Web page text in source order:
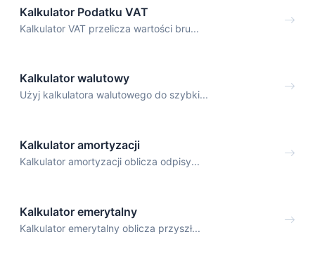
Kalkulator Podatku VAT
Kalkulator VAT przelicza wartości bru...
Kalkulator walutowy
Użyj kalkulatora walutowego do szybki...
Kalkulator amortyzacji
Kalkulator amortyzacji oblicza odpisy...
Kalkulator emerytalny
Kalkulator emerytalny oblicza przyszł...